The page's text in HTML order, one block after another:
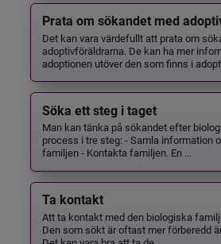
Prata om sökandet med
Det kan vara värdefullt att prata om
adoptivföräldrarna. De kan ha mer
adoptionen utöver den som finns i
Söka ett steg i taget
Man kan tänka på sökandet efter
process i tre steg: - Samla information
familjen - Kontakta familjen. En ...
Ta kontakt
Att ta kontakt med den biologiska
Den som sökt är oftast mer förberedd